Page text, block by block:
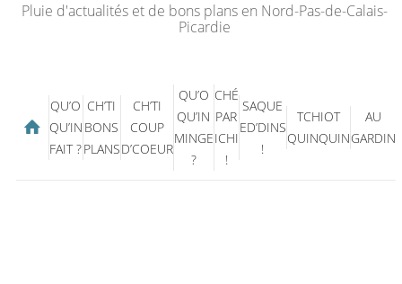
Pluie d'actualités et de bons plans en Nord-Pas-de-Calais-
Picardie
QU’O
QU’IN
FAIT ?
CH’TI
BONS
PLANS
CH’TI
COUP
D’COEUR
QU’O
QU’IN
MINGE
?
CHÉ
PAR
ICHI
!
SAQUE
ED’DINS
!
TCHIOT
QUINQUIN
AU
GARDIN